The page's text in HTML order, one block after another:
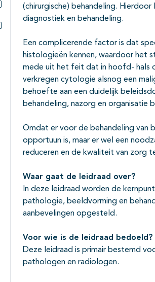
Subpagina's open- en dichtklappen
Subpagina's open- en dichtklappen
(chirurgische) behandeling.
diagnostiek en behandeling.
Een complicerende factor is dat
histologieën kennen, waardoor het
mede uit het feit dat in hoofd- hals
verkregen cytologie alsnog een
behoefte aan een duidelijk
behandeling, nazorg en organisatie
Omdat er voor de behandeling van
opportuun is, maar er wel een
reduceren en de kwaliteit van zorg
Waar gaat de leidraad over?
In deze leidraad worden de
pathologie, beeldvorming en
aanbevelingen opgesteld.
Voor wie is de leidraad bedoeld?
Deze leidraad is primair bestemd
pathologen en radiologen.